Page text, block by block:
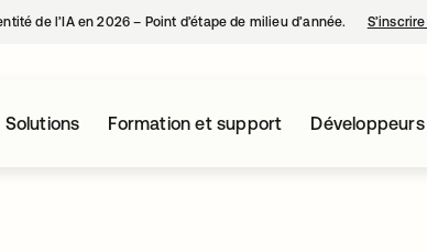
de l’IA en 2026 – Point d’étape de milieu d’année. S’inscrire
Solutions Formation et support Développeurs